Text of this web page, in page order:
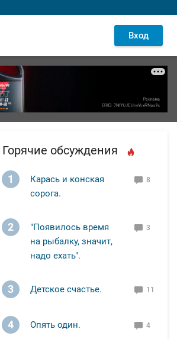
Вход
Горячие обсуждения
1
Карась и конская
сорога.
8
2
"Появилось время
на рыбалку, значит,
надо ехать".
3
3 Детское счастье. 11
4 Опять один. 4